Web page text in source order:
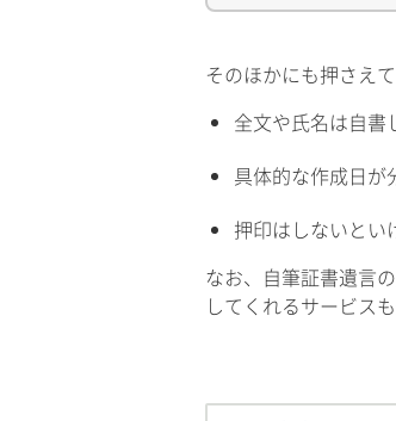
そのほかにも押さえ
全文や氏名は自書
具体的な作成日が
押印はしないとい
なお、自筆証書遺言
してくれるサービス